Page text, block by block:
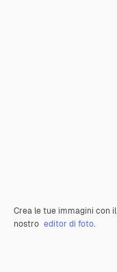
Crea le tue immagini con il
nostro editor di foto.